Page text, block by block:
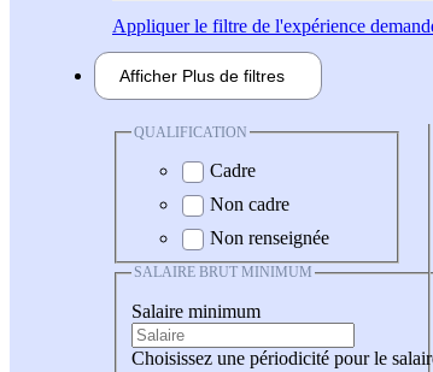
Appliquerle filtre de l'expérience
Afficher Plus de filtres
QUALIFICATION
Cadre
Non cadre
Non renseignée
SALAIRE BRUT MINIMUM
Salaire minimum
Choisissez une périodicité pour le